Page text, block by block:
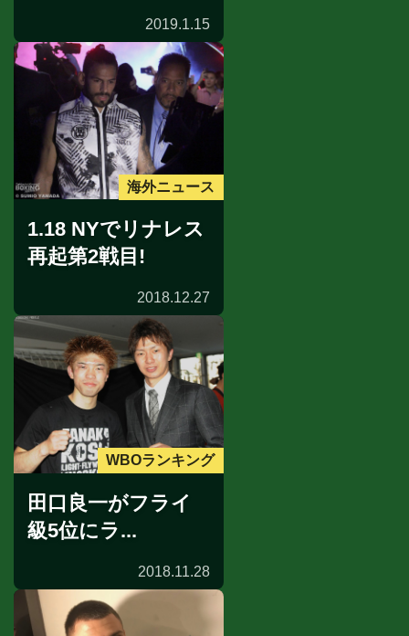
2019.1.15
海外ニュース
1.18 NYでリナレス
再起第2戦目!
2018.12.27
WBOランキング
田口良一がフライ
級5位にラ...
2018.11.28